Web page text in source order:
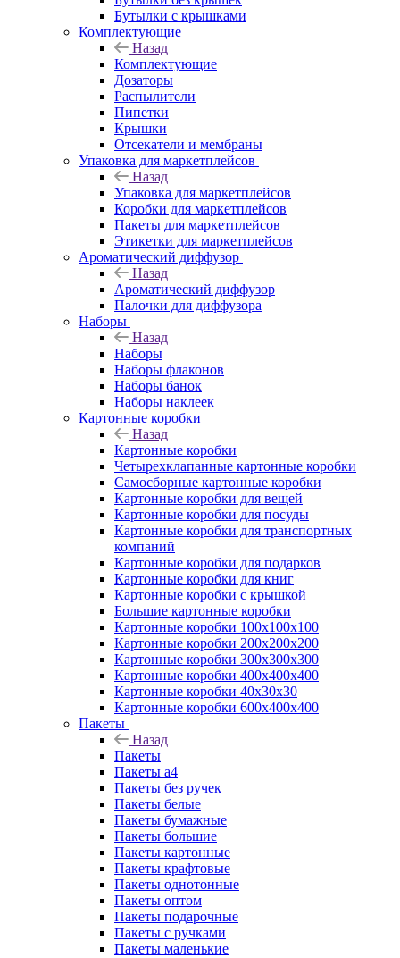
Бутылки с крышками
Комплектующие
Назад
Комплектующие
Дозаторы
Распылители
Пипетки
Крышки
Отсекатели и мембраны
Упаковка для маркетплейсов
Назад
Упаковка для маркетплейсов
Коробки для маркетплейсов
Пакеты для маркетплейсов
Этикетки для маркетплейсов
Ароматический диффузор
Назад
Ароматический диффузор
Палочки для диффузора
Наборы
Назад
Наборы
Наборы флаконов
Наборы банок
Наборы наклеек
Картонные коробки
Назад
Картонные коробки
Четырехклапанные картонные коробки
Самосборные картонные коробки
Картонные коробки для вещей
Картонные коробки для посуды
Картонные коробки для транспортных
компаний
Картонные коробки для подарков
Картонные коробки для книг
Картонные коробки с крышкой
Большие картонные коробки
Картонные коробки 100x100x100
Картонные коробки 200x200x200
Картонные коробки 300x300x300
Картонные коробки 400x400x400
Картонные коробки 40x30x30
Картонные коробки 600x400x400
Пакеты
Назад
Пакеты
Пакеты а4
Пакеты без ручек
Пакеты белые
Пакеты бумажные
Пакеты большие
Пакеты картонные
Пакеты крафтовые
Пакеты однотонные
Пакеты оптом
Пакеты подарочные
Пакеты с ручками
Пакеты маленькие